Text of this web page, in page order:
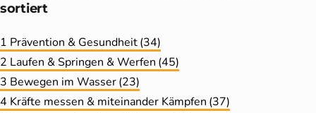
sortiert
1 Prävention & Gesundheit(34)
2 Laufen & Springen & Werfen (45)
3 Bewegen im Wasser(23)
4 Kräfte messen & miteinander Kämpfen (37)